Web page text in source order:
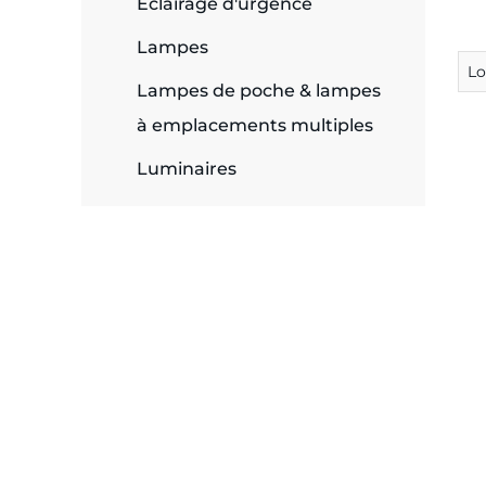
Éclairage d'urgence
Lampes
Lampes de poche & lampes
à emplacements multiples
Luminaires